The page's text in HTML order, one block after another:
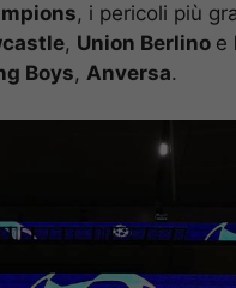
, i pericoli più
, Union Berlino e
Boys, Anversa.